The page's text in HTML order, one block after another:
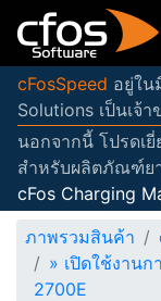
cFosSpeed อยู่ใน
Solutions เป็นเจ้
นอกจากนี้ โปรดเ
สำหรับผลิตภัณฑ์ย
cFos Charging
ภาพรวมสินค้า
» เปิดใช้งาน
2700E